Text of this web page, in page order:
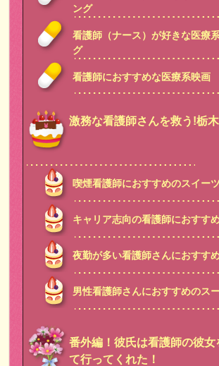
ング
看護師（ナース）が好きな医療
グ
看護師におすすめな医療系映画
激務な看護師さんを救う!栃
喫煙看護師におすすめのスイーツ
キャリア志向の看護師におすす
夜勤が多い看護師さんにおすす
男性看護師さんにおすすめのス
番外編！彼氏は看護師の彼女
て行ってくれた！